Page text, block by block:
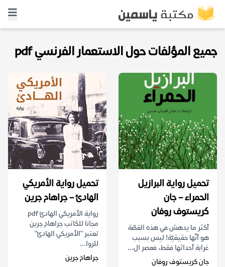
جميع المؤلفات حول الاستعمار الفرنسي pdf
تحميل رواية البرازيل
الحمراء – جان
كريستوف روفان
أكثر ما يدهش في هذه القصّة
هو أنّها حقيقيّة! ليس بسبب
غرابة أحداثها فقط، فعصر ال...
جان كريستوف روفان
تحميل رواية الأمريكي
الهادئ – جراهام جرين
رواية الأمريكي الهادئ pdf
مجانا للكاتب جراهام جرين
تعتبر "الأمريكي الهادئ"
للروا...
جراهام جرين